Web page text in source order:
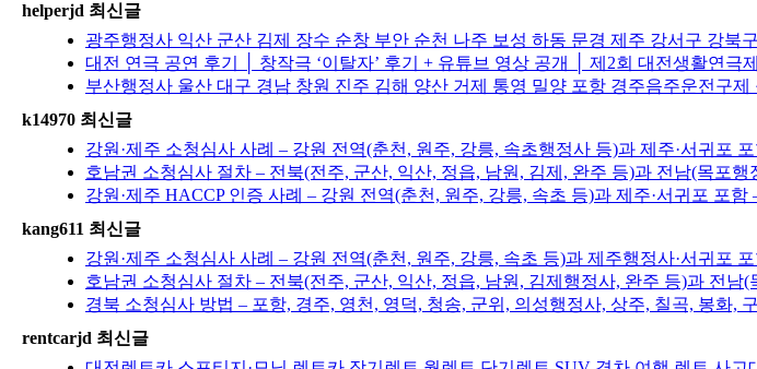
helperjd 최신글
광주행정사 익산 군산 김제 장수 순창 부안 순천 나주 보성 하동 문경 제주 강서구 강북
대전 연극 공연 후기 │ 창작극 ‘이탈자’ 후기 + 유튜브 영상 공개 │ 제2회 대전생활연극
부산행정사 울산 대구 경남 창원 진주 김해 양산 거제 통영 밀양 포항 경주음주운전구
k14970 최신글
강원·제주 소청심사 사례 – 강원 전역(춘천, 원주, 강릉, 속초행정사 등)과 제주·서귀포
호남권 소청심사 절차 – 전북(전주, 군산, 익산, 정읍, 남원, 김제, 완주 등)과 전남(목포
강원·제주 HACCP 인증 사례 – 강원 전역(춘천, 원주, 강릉, 속초 등)과 제주·서귀포 포함
kang611 최신글
강원·제주 소청심사 사례 – 강원 전역(춘천, 원주, 강릉, 속초 등)과 제주행정사·서귀포
호남권 소청심사 절차 – 전북(전주, 군산, 익산, 정읍, 남원, 김제행정사, 완주 등)과 전남
경북 소청심사 방법 – 포항, 경주, 영천, 영덕, 청송, 군위, 의성행정사, 상주, 칠곡, 봉화,
rentcarjd 최신글